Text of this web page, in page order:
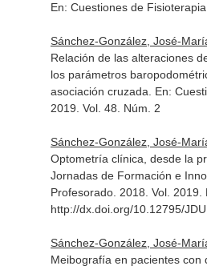
En: Cuestiones de Fisioterapia
Sánchez-González, José-
Relación de las alteraciones
los parámetros
asociación cruzada. En:
2019. Vol. 48. Núm. 2
Sánchez-González, José-
Optometría clínica, desde la
Jornadas de Formación e
Profesorado. 2018. Vol. 2019.
http://dx.doi.org/10.12795/
Sánchez-González, José-
Meibografía en pacientes con